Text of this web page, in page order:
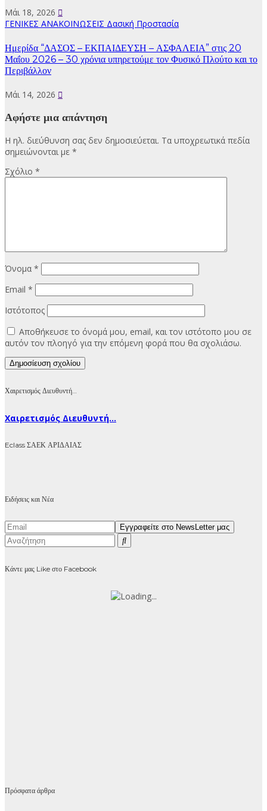
Μάι 18, 2026
ΓΕΝΙΚΕΣ ΑΝΑΚΟΙΝΩΣΕΙΣ Δασική Προστασία
Ημερίδα “ΔΑΣΟΣ – ΕΚΠΑΙΔΕΥΣΗ – ΑΣΦΑΛΕΙΑ” στις 20
Μαΐου 2026 – 30 χρόνια υπηρετούμε τον Φυσικό Πλούτο και το
Περιβάλλον
Μάι 14, 2026
Αφήστε μια απάντηση
Η ηλ. διεύθυνση σας δεν δημοσιεύεται. Τα υποχρεωτικά πεδία
σημειώνονται με *
Σχόλιο *
Όνομα *
Email *
Ιστότοπος
Αποθήκευσε το όνομά μου, email, και τον ιστότοπο μου σε
αυτόν τον πλοηγό για την επόμενη φορά που θα σχολιάσω.
Χαιρετισμός Διευθυντή…
Χαιρετισμός Διευθυντή...
Eclass ΣΑΕΚ ΑΡΙΔΑΙΑΣ
Ειδήσεις και Νέα
Κάντε μας Like στο Facebook
Πρόσφατα άρθρα